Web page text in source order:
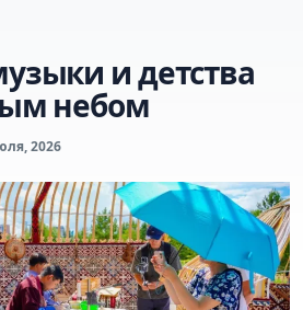
и детства
небом
2026